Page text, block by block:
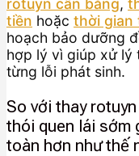
rotuyn cân bằng,
tiền hoặc thời gian
hoạch bảo dưỡng
hợp lý vì giúp xử lý
từng lỗi phát sinh.
So với thay
thói quen lái sớm
toàn hơn như thế